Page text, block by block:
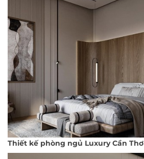
Thiết kế phòng ngủ Luxury Cần Thơ